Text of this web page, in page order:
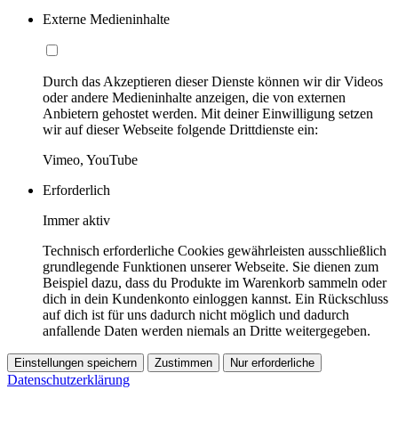
Externe Medieninhalte
Durch das Akzeptieren dieser Dienste können wir dir Videos
oder andere Medieninhalte anzeigen, die von externen
Anbietern gehostet werden. Mit deiner Einwilligung setzen
wir auf dieser Webseite folgende Drittdienste ein:
Vimeo, YouTube
Erforderlich
Immer aktiv
Technisch erforderliche Cookies gewährleisten ausschließlich
grundlegende Funktionen unserer Webseite. Sie dienen zum
Beispiel dazu, dass du Produkte im Warenkorb sammeln oder
dich in dein Kundenkonto einloggen kannst. Ein Rückschluss
auf dich ist für uns dadurch nicht möglich und dadurch
anfallende Daten werden niemals an Dritte weitergegeben.
Einstellungen speichern Zustimmen Nur erforderliche
Datenschutzerklärung